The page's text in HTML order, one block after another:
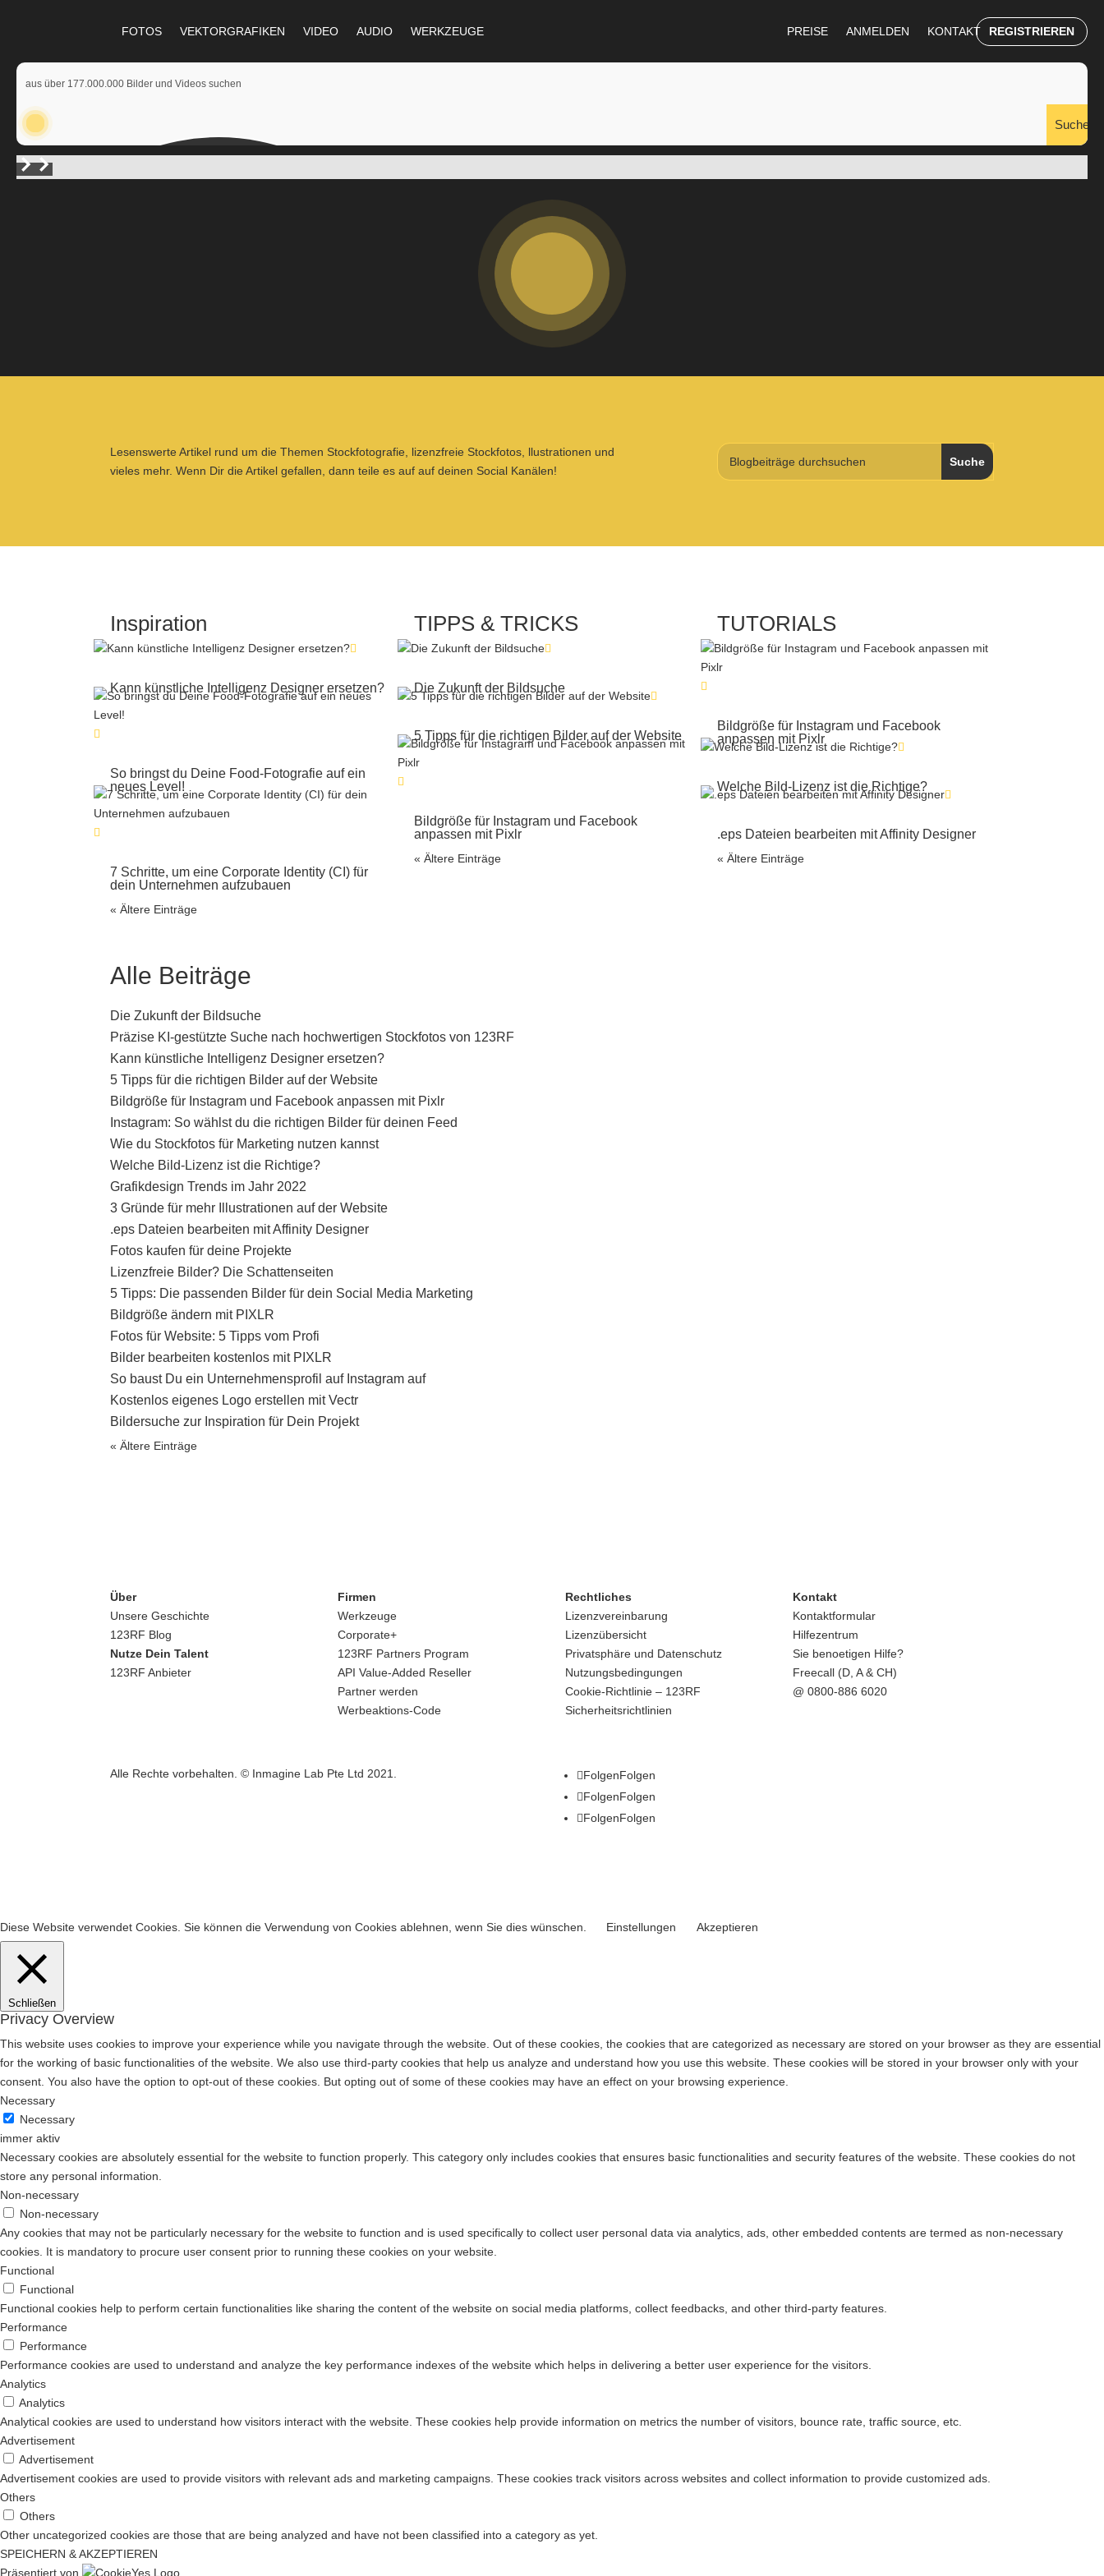
FOTOS VEKTORGRAFIKEN VIDEO AUDIO WERKZEUGE PREISE ANMELDEN KONTAKT REGISTRIEREN
Suchen
Lesenswerte Artikel rund um die Themen Stockfotografie, lizenzfreie Stockfotos, llustrationen und
vieles mehr. Wenn Dir die Artikel gefallen, dann teile es auf auf deinen Social Kanälen!
Inspiration
Kann künstliche Intelligenz Designer ersetzen?
So bringst du Deine Food-Fotografie auf ein
neues Level!
7 Schritte, um eine Corporate Identity (CI) für
dein Unternehmen aufzubauen
« Ältere Einträge
TIPPS & TRICKS
Die Zukunft der Bildsuche
5 Tipps für die richtigen Bilder auf der Website
Bildgröße für Instagram und Facebook
anpassen mit Pixlr
« Ältere Einträge
TUTORIALS
Bildgröße für Instagram und Facebook
anpassen mit Pixlr
Welche Bild-Lizenz ist die Richtige?
.eps Dateien bearbeiten mit Affinity Designer
« Ältere Einträge
Alle Beiträge
Die Zukunft der Bildsuche
Präzise KI-gestützte Suche nach hochwertigen Stockfotos von 123RF
Kann künstliche Intelligenz Designer ersetzen?
5 Tipps für die richtigen Bilder auf der Website
Bildgröße für Instagram und Facebook anpassen mit Pixlr
Instagram: So wählst du die richtigen Bilder für deinen Feed
Wie du Stockfotos für Marketing nutzen kannst
Welche Bild-Lizenz ist die Richtige?
Grafikdesign Trends im Jahr 2022
3 Gründe für mehr Illustrationen auf der Website
.eps Dateien bearbeiten mit Affinity Designer
Fotos kaufen für deine Projekte
Lizenzfreie Bilder? Die Schattenseiten
5 Tipps: Die passenden Bilder für dein Social Media Marketing
Bildgröße ändern mit PIXLR
Fotos für Website: 5 Tipps vom Profi
Bilder bearbeiten kostenlos mit PIXLR
So baust Du ein Unternehmensprofil auf Instagram auf
Kostenlos eigenes Logo erstellen mit Vectr
Bildersuche zur Inspiration für Dein Projekt
« Ältere Einträge
Über
Unsere Geschichte
123RF Blog
Nutze Dein Talent
123RF Anbieter
Firmen
Werkzeuge
Corporate+
123RF Partners Program
API Value-Added Reseller
Partner werden
Werbeaktions-Code
Rechtliches
Lizenzvereinbarung
Lizenzübersicht
Privatsphäre und Datenschutz
Nutzungsbedingungen
Cookie-Richtlinie – 123RF
Sicherheitsrichtlinien
Kontakt
Kontaktformular
Hilfezentrum
Sie benoetigen Hilfe?
Freecall (D, A & CH)
@ 0800-886 6020
Alle Rechte vorbehalten. © Inmagine Lab Pte Ltd 2021. FolgenFolgen
FolgenFolgen
FolgenFolgen
Diese Website verwendet Cookies. Sie können die Verwendung von Cookies ablehnen, wenn Sie dies wünschen. Einstellungen Akzeptieren
Schließen
Privacy Overview
This website uses cookies to improve your experience while you navigate through the website. Out of these cookies, the cookies that are categorized as necessary are stored on your browser as they are essential
for the working of basic functionalities of the website. We also use third-party cookies that help us analyze and understand how you use this website. These cookies will be stored in your browser only with your
consent. You also have the option to opt-out of these cookies. But opting out of some of these cookies may have an effect on your browsing experience.
Necessary
Necessary
immer aktiv
Necessary cookies are absolutely essential for the website to function properly. This category only includes cookies that ensures basic functionalities and security features of the website. These cookies do not
store any personal information.
Non-necessary
Non-necessary
Any cookies that may not be particularly necessary for the website to function and is used specifically to collect user personal data via analytics, ads, other embedded contents are termed as non-necessary
cookies. It is mandatory to procure user consent prior to running these cookies on your website.
Functional
Functional
Functional cookies help to perform certain functionalities like sharing the content of the website on social media platforms, collect feedbacks, and other third-party features.
Performance
Performance
Performance cookies are used to understand and analyze the key performance indexes of the website which helps in delivering a better user experience for the visitors.
Analytics
Analytics
Analytical cookies are used to understand how visitors interact with the website. These cookies help provide information on metrics the number of visitors, bounce rate, traffic source, etc.
Advertisement
Advertisement
Advertisement cookies are used to provide visitors with relevant ads and marketing campaigns. These cookies track visitors across websites and collect information to provide customized ads.
Others
Others
Other uncategorized cookies are those that are being analyzed and have not been classified into a category as yet.
SPEICHERN & AKZEPTIEREN
Präsentiert von